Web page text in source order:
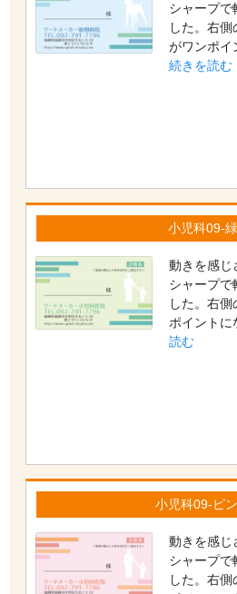
シャープで
した。右側
がワンポイ
続きを読む
小児科09-緑
動きを感じ
シャープで
した。右
ポイント
読む
小児科09-ピ
動きを感じ
シャープで
した。右